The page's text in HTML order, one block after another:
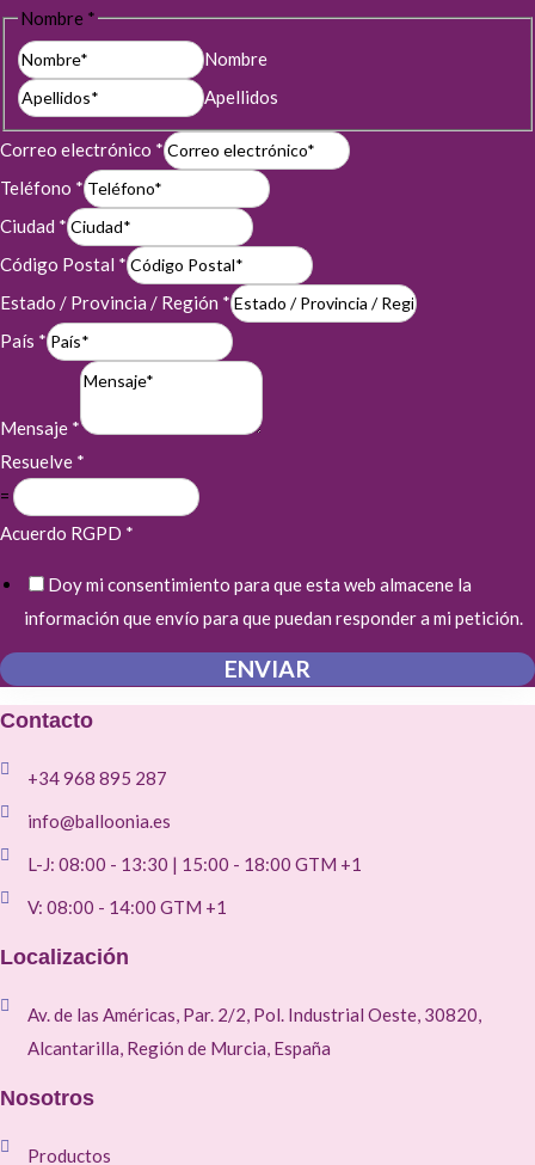
Nombre *
Nombre
Apellidos
Correo electrónico *
Teléfono *
Ciudad *
Código Postal *
Estado / Provincia / Región *
País *
Mensaje *
Resuelve *
=
Acuerdo RGPD *
Doy mi consentimiento para que esta web almacene la
información que envío para que puedan responder a mi petición.
ENVIAR
Contacto
+34 968 895 287
info@balloonia.es
L-J: 08:00 - 13:30 | 15:00 - 18:00 GTM +1
V: 08:00 - 14:00 GTM +1
Localización
Av. de las Américas, Par. 2/2, Pol. Industrial Oeste, 30820,
Alcantarilla, Región de Murcia, España
Nosotros
Productos